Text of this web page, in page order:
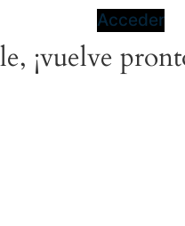
Acceder
¡vuelve